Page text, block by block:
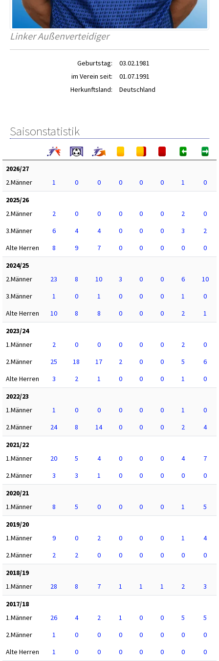
Linker Außenverteidiger
Geburtstag:
03.02.1981
im Verein seit:
01.07.1991
Herkunftsland:
Deutschland
Saisonstatistik
2026/27
2.Männer
1 0 0 0 0 0 1
0
2025/26
2.Männer
2 0 0 0 0 0 2
0
3.Männer
6 4 4 0 0 0 3
2
Alte Herren
8 9 7 0 0 0 0
0
2024/25
2.Männer
23 8 10 3 0 0 6
10
3.Männer
1 0 1 0 0 0 1
0
Alte Herren
10 8 8 0 0 0 2
1
2023/24
1.Männer
2 0 0 0 0 0 2
0
2.Männer
25 18 17 2 0 0 5
6
Alte Herren
3 2 1 0 0 0 1
0
2022/23
1.Männer
1 0 0 0 0 0 1
0
2.Männer
24 8 14 0 0 0 2
4
2021/22
1.Männer
20 5 4 0 0 0 4
7
2.Männer
3 3 1 0 0 0 0
0
2020/21
1.Männer
8 5 0 0 0 0 1
5
2019/20
1.Männer
9 0 2 0 0 0 1
4
2.Männer
2 2 0 0 0 0 0
0
2018/19
1.Männer
28 8 7 1 1 1 2
3
2017/18
1.Männer
26 4 2 1 0 0 5
5
2.Männer
1 0 0 0 0 0 0
0
Alte Herren
1 0 0 0 0 0 0 0